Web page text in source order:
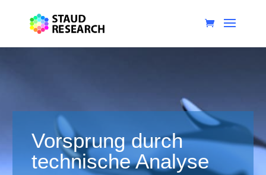
Vorsprung durch
technische Analyse